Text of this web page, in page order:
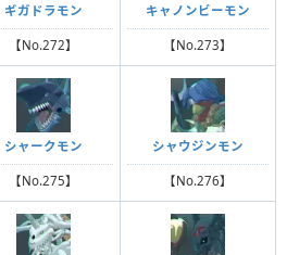
ギガドラモン
【No.272】
キャノンビーモン
【No.273】
シャークモン
【No.275】
シャウジンモン
【No.276】